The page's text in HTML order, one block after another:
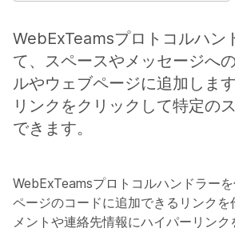
WebExTeamsプロトコルハン
て、スペースやメッセージへ
ルやウェブページに追加しま
リンクをクリックして特定の
できます。
WebExTeamsプロトコルハンドラー
ページのコードに追加できるリンクを
メントや連絡先情報にハイパーリンク